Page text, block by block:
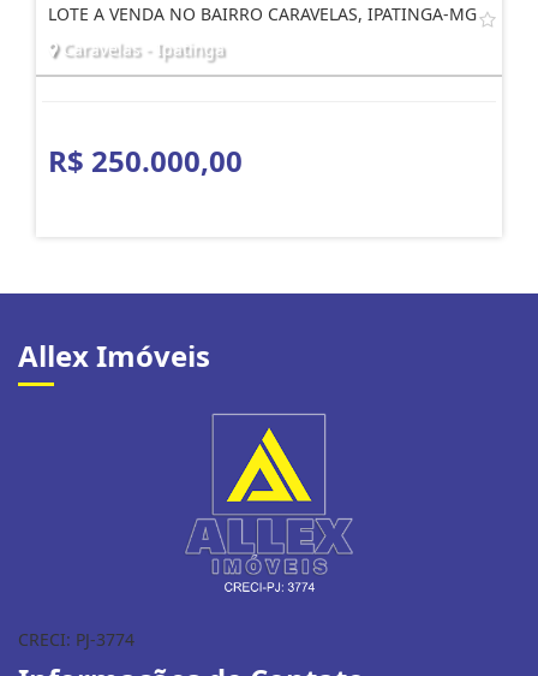
LOTE A VENDA NO BAIRRO CARAVELAS, IPATINGA-MG
Caravelas - Ipatinga
R$ 250.000,00
Allex Imóveis
CRECI: PJ-3774